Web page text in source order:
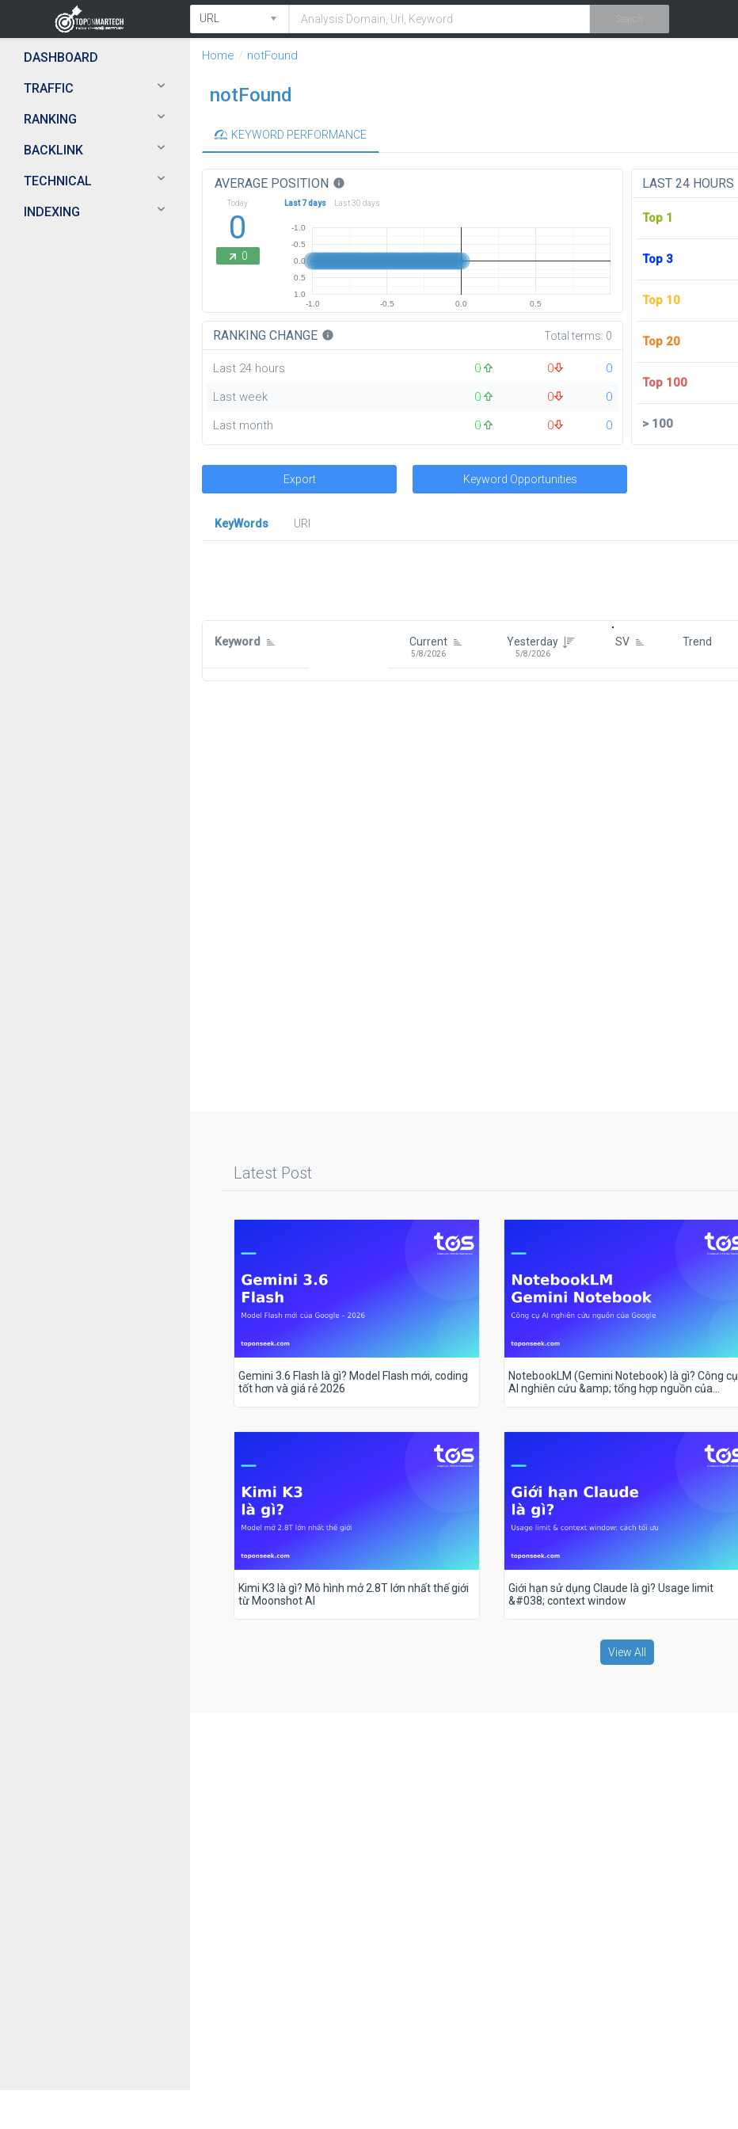
DASHBOARD
TRAFFIC
RANKING
BACKLINK
TECHNICAL
INDEXING
Home notFound
notFound
KEYWORD PERFORMANCE
AVERAGE POSITION info
Today
0
0
Last 7 days Last 30 days
-1.0 -0.5 0.0 0.5
-1.0
-0.5
0.0
0.5
1.0
RANKING CHANGE info Total terms: 0
Last 24 hours 0 0
0
Last week
0 0
0
Last month
0 0 0
LAST 24 HOURS
Top 1
Top 3
Top 10
Top 20
Top 100
>100
Export Keyword Opportunities
KeyWords
URl
Keyword Current
5/8/2026
Yesterday
5/8/2026
SV Trend
Latest Post
Gemini 3.6 Flash là gì? Model Flash mới, coding
tốt hơn và giá rẻ 2026
NotebookLM (Gemini Notebook) là gì? Công cụ
AI nghiên cứu &amp; tổng hợp nguồn của
Kimi K3 là gì? Mô hình mở 2.8T lớn nhất thế giới
từ Moonshot AI
Giới hạn sử dụng Claude là gì? Usage limit
&#038; context window
View All